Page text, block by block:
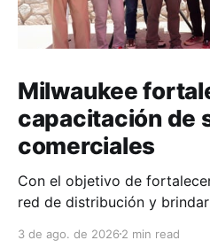
Milwaukee
capacitación de
comerciales
Con el objetivo de
red de distribución y
técnico, Milwaukee llevó a
3 de ago. de 2026 2 min read